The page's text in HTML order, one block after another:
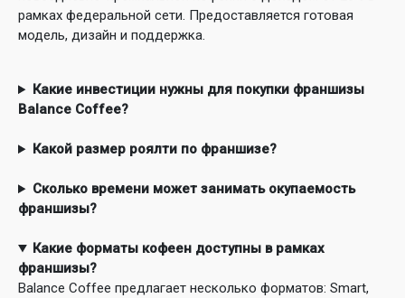
рамках федеральной сети. Предоставляется готовая
модель, дизайн и поддержка.
Какие инвестиции нужны для покупки франшизы
Balance Coffee?
Какой размер роялти по франшизе?
Сколько времени может занимать окупаемость
франшизы?
Какие форматы кофеен доступны в рамках
франшизы?
Balance Coffee предлагает несколько форматов: Smart,